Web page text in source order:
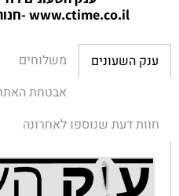
www.ctime.co.il
-
ענק השעונים משלוחים
אבטחת
חוות דעת שנוספו לאחרונה